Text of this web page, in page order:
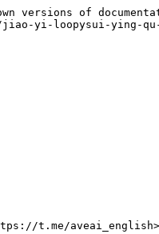
of
yi-loopysui-ying-
t.me/